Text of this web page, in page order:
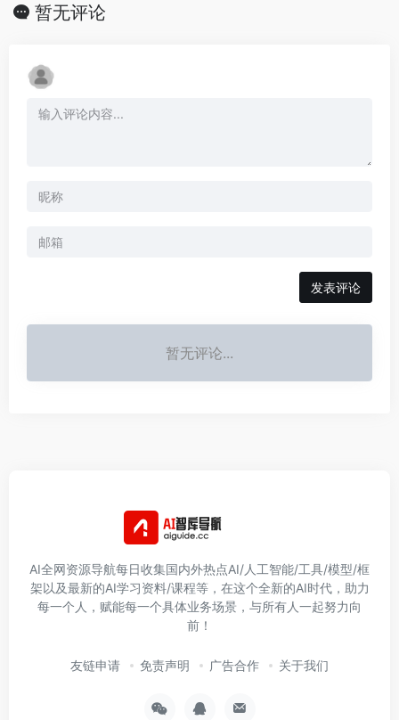
暂无评论
发表评论
暂无评论...
AI全网资源导航每日收集国内外热点AI/人工智能/工具/模型/框
架以及最新的AI学习资料/课程等，在这个全新的AI时代，助力
每一个人，赋能每一个具体业务场景，与所有人一起努力向
前！
友链申请 免责声明 广告合作 关于我们